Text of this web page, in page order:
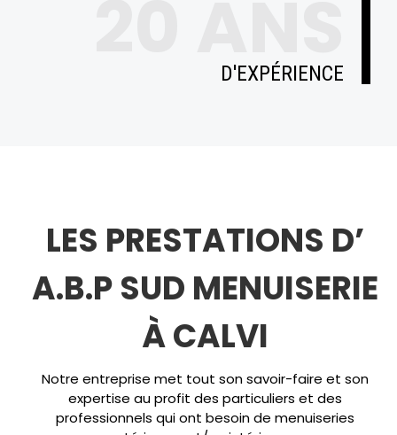
20 ANS
D'EXPÉRIENCE
LES PRESTATIONS D’
A.B.P SUD MENUISERIE
À CALVI
Notre entreprise met tout son savoir-faire et son
expertise au profit des particuliers et des
professionnels qui ont besoin de menuiseries